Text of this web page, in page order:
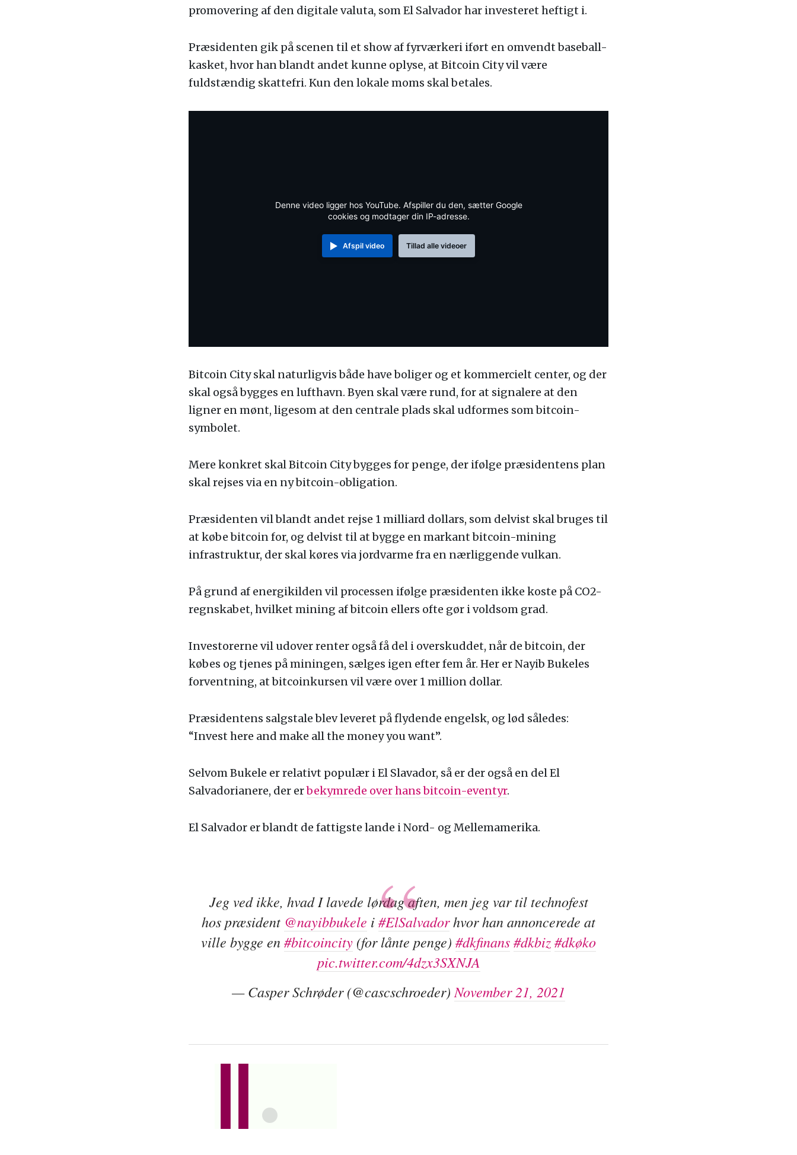
promovering af den digitale valuta, som El Salvador har investeret heftigt i.
Præsidenten gik på scenen til et show af fyrværkeri iført en omvendt baseball-
kasket, hvor han blandt andet kunne oplyse, at Bitcoin City vil være
fuldstændig skattefri. Kun den lokale moms skal betales.
Denne video ligger hos YouTube. Afspiller du den, sætter Google
cookies og modtager din IP-adresse.
Afspil video Tillad alle videoer
Bitcoin City skal naturligvis både have boliger og et kommercielt center, og der
skal også bygges en lufthavn. Byen skal være rund, for at signalere at den
ligner en mønt, ligesom at den centrale plads skal udformes som bitcoin-
symbolet.
Mere konkret skal Bitcoin City bygges for penge, der ifølge præsidentens plan
skal rejses via en ny bitcoin-obligation.
Præsidenten vil blandt andet rejse 1 milliard dollars, som delvist skal bruges til
at købe bitcoin for, og delvist til at bygge en markant bitcoin-mining
infrastruktur, der skal køres via jordvarme fra en nærliggende vulkan.
På grund af energikilden vil processen ifølge præsidenten ikke koste på CO2-
regnskabet, hvilket mining af bitcoin ellers ofte gør i voldsom grad.
Investorerne vil udover renter også få del i overskuddet, når de bitcoin, der
købes og tjenes på miningen, sælges igen efter fem år. Her er Nayib Bukeles
forventning, at bitcoinkursen vil være over 1 million dollar.
Præsidentens salgstale blev leveret på flydende engelsk, og lød således:
“Invest here and make all the money you want”.
Selvom Bukele er relativt populær i El Slavador, så er der også en del El
Salvadorianere, der erbekymrede over hans bitcoin-eventyr.
El Salvador er blandt de fattigste lande i Nord- og Mellemamerika.
Jeg ved ikke, hvad I lavede lørdag aften, men jeg var til technofest
hos præsident @nayibbukele i#ElSalvadorhvor han annoncerede at
ville bygge en#bitcoincity (for lånte penge) #dkfinans#dkbiz#dkøko
pic.twitter.com/4dzx3SXNJA
— Casper Schrøder (@cascschroeder) November 21, 2021